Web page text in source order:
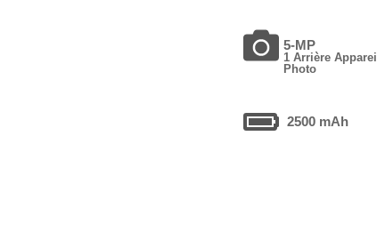
5-MP
1 Arrière Appareil
Photo
2500 mAh